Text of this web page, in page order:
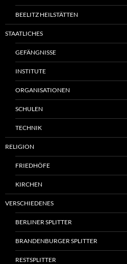
BEELITZ HEILSTÄTTEN
STAATLICHES
GEFÄNGNISSE
INSTITUTE
ORGANISATIONEN
SCHULEN
TECHNIK
RELIGION
FRIEDHÖFE
KIRCHEN
VERSCHIEDENES
BERLINER SPLITTER
BRANDENBURGER SPLITTER
RESTSPLITTER